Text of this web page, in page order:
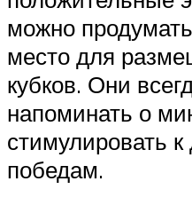
можно
место для
кубков. Они
напоминать о
стимулировать
победам.